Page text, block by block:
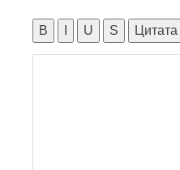
B U S Цитата